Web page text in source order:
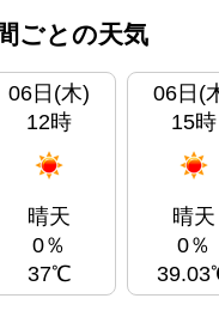
ごとの天気
06日(木)
12時
晴天
0％
37℃
06日(
15時
晴天
0％